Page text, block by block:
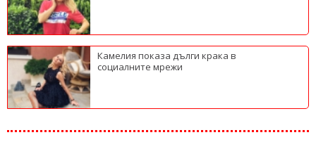
Камелия показа дълги крака в
социалните мрежи